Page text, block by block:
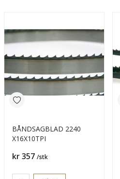
BÅNDSAGBLAD 2240
X16X10TPI
Pris
kr 357 /stk